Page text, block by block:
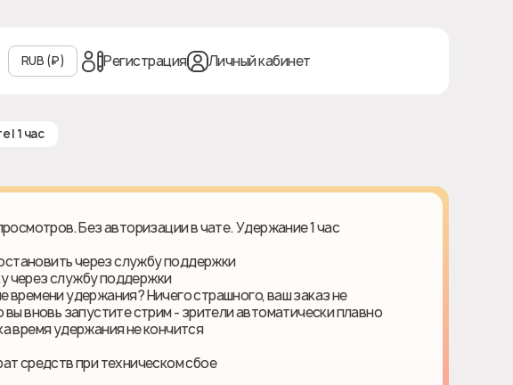
RUB (₽‎) Регистрация Личный кабинет
| 1 час
Без авторизации в чате. Удержание 1 час
через службу поддержки
через службу поддержки
времени удержания? Ничего страшного, ваш заказ не
вы вновь запустите стрим - зрители автоматически плавно
время удержания не кончится
средств при техническом сбое